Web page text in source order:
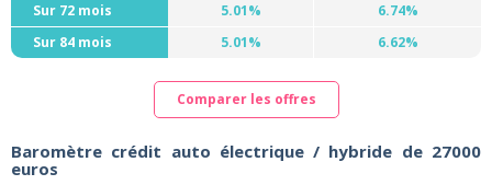
Sur 72 mois
5.01%
6.74%
Sur 84 mois
5.01% 6.62%
Comparer les offres
Baromètre crédit auto électrique / hybride de 27000
euros